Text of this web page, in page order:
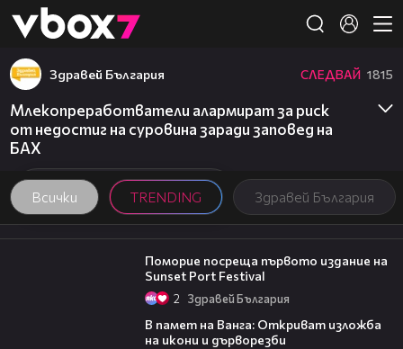
👾
Всички TRENDING Здравей България
Здравей България СЛЕДВАЙ 1815
Млекопреработватели алармират за риск
от недостиг на суровина заради заповед на
БАХ
05:54
Поморие посреща първото издание на
Sunset Port Festival
2 Здравей България
В памет на Ванга: Откриват изложба
на икони и дърворезби